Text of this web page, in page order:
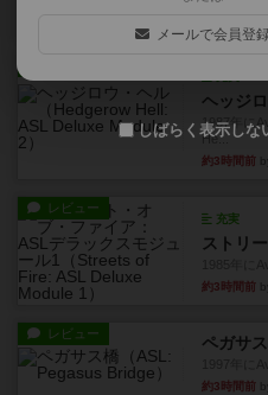
ヘッジ
1987年に
He...
約3時間前
レビュー
充実
約3時間前
レビュー ペガサ
約3時間前
メールで会員登録
しばらく表示しな